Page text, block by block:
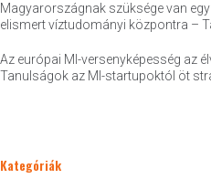
Magyarországnak szüksége van
elismert víztudományi központra –
Az európai MI-versenyképesség az
Tanulságok az MI-startupoktól öt
Kategóriák